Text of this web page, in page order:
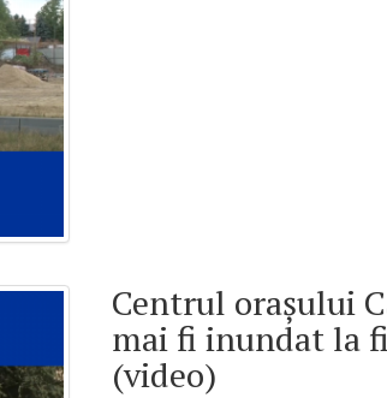
Centrul orașului
mai fi inundat la
(video)